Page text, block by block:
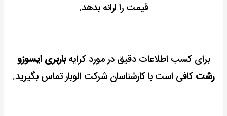
قیمت را ارائه بدهد.
برای کسب اطلاعات دقیق در مورد کرایهباربری ایسوزو
رشت کافی است با کارشناسان شرکت الوبار تماس بگیرید.